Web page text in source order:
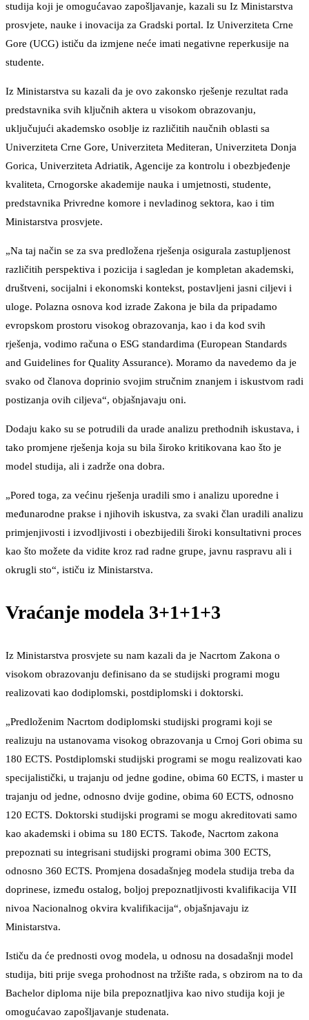
studija koji je omogućavao zapošljavanje, kazali su Iz Ministarstva
prosvjete, nauke i inovacija za Gradski portal. Iz Univerziteta Crne
Gore (UCG) ističu da izmjene neće imati negativne reperkusije na
studente.
Iz Ministarstva su kazali da je ovo zakonsko rješenje rezultat rada
predstavnika svih ključnih aktera u visokom obrazovanju,
uključujući akademsko osoblje iz različitih naučnih oblasti sa
Univerziteta Crne Gore, Univerziteta Mediteran, Univerziteta Donja
Gorica, Univerziteta Adriatik, Agencije za kontrolu i obezbjeđenje
kvaliteta, Crnogorske akademije nauka i umjetnosti, studente,
predstavnika Privredne komore i nevladinog sektora, kao i tim
Ministarstva prosvjete.
„Na taj način se za sva predložena rješenja osigurala zastupljenost
različitih perspektiva i pozicija i sagledan je kompletan akademski,
društveni, socijalni i ekonomski kontekst, postavljeni jasni ciljevi i
uloge. Polazna osnova kod izrade Zakona je bila da pripadamo
evropskom prostoru visokog obrazovanja, kao i da kod svih
rješenja, vodimo računa o ESG standardima (European Standards
and Guidelines for Quality Assurance). Moramo da navedemo da je
svako od članova doprinio svojim stručnim znanjem i iskustvom radi
postizanja ovih ciljeva“, objašnjavaju oni.
Dodaju kako su se potrudili da urade analizu prethodnih iskustava, i
tako promjene rješenja koja su bila široko kritikovana kao što je
model studija, ali i zadrže ona dobra.
„Pored toga, za većinu rješenja uradili smo i analizu uporedne i
međunarodne prakse i njihovih iskustva, za svaki član uradili analizu
primjenjivosti i izvodljivosti i obezbijedili široki konsultativni proces
kao što možete da vidite kroz rad radne grupe, javnu raspravu ali i
okrugli sto“, ističu iz Ministarstva.
Vraćanje modela 3+1+1+3
Iz Ministarstva prosvjete su nam kazali da je Nacrtom Zakona o
visokom obrazovanju definisano da se studijski programi mogu
realizovati kao dodiplomski, postdiplomski i doktorski.
„Predloženim Nacrtom dodiplomski studijski programi koji se
realizuju na ustanovama visokog obrazovanja u Crnoj Gori obima su
180 ECTS. Postdiplomski studijski programi se mogu realizovati kao
specijalistički, u trajanju od jedne godine, obima 60 ECTS, i master u
trajanju od jedne, odnosno dvije godine, obima 60 ECTS, odnosno
120 ECTS. Doktorski studijski programi se mogu akreditovati samo
kao akademski i obima su 180 ECTS. Takođe, Nacrtom zakona
prepoznati su integrisani studijski programi obima 300 ECTS,
odnosno 360 ECTS. Promjena dosadašnjeg modela studija treba da
doprinese, između ostalog, boljoj prepoznatljivosti kvalifikacija VII
nivoa Nacionalnog okvira kvalifikacija“, objašnjavaju iz
Ministarstva.
Ističu da će prednosti ovog modela, u odnosu na dosadašnji model
studija, biti prije svega prohodnost na tržište rada, s obzirom na to da
Bachelor diploma nije bila prepoznatljiva kao nivo studija koji je
omogućavao zapošljavanje studenata.